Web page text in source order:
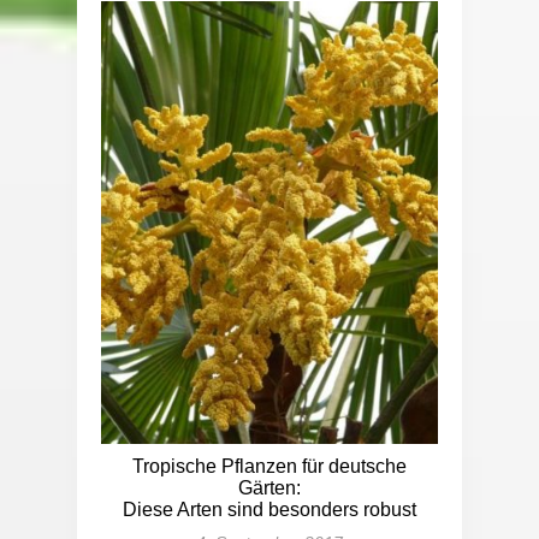
Tropische Pflanzen für deutsche
Gärten:
Diese Arten sind besonders robust